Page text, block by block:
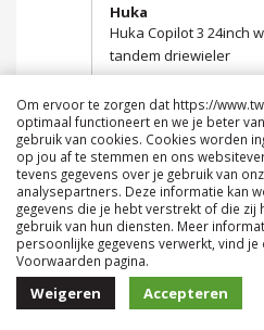
Huka
Huka Copilot 3 24inch
tandem driewieler
€ 5.899,00
Om ervoor te zorgen dat https://
optimaal functioneert en we je beter
gebruik van cookies. Cookies worden
op jou af te stemmen en ons
tevens gegevens over je gebruik van
analysepartners. Deze informatie kan
gegevens die je hebt verstrekt of die zij
gebruik van hun diensten. Meer
persoonlijke gegevens verwerkt, vind je
Voorwaarden pagina.
Weigeren Accepteren